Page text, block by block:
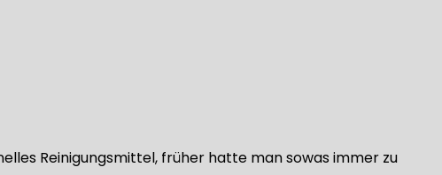
Reinigungsmittel, früher hatte man sowas immer zu